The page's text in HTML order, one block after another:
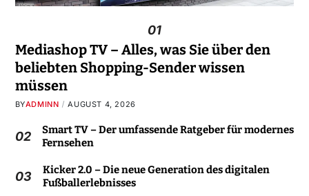
01
Mediashop TV – Alles, was Sie über den
beliebten Shopping-Sender wissen
müssen
BYADMINN AUGUST 4, 2026
02
Smart TV – Der umfassende Ratgeber für modernes
Fernsehen
03
Kicker 2.0 – Die neue Generation des digitalen
Fußballerlebnisses